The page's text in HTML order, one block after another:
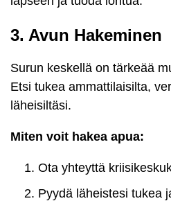
3. Avun Hakeminen
Surun keskellä on tärkeää
Etsi tukea ammattilaisilta,
läheisiltäsi.
Miten voit hakea apua:
Ota yhteyttä
Pyydä läheistesi tukea